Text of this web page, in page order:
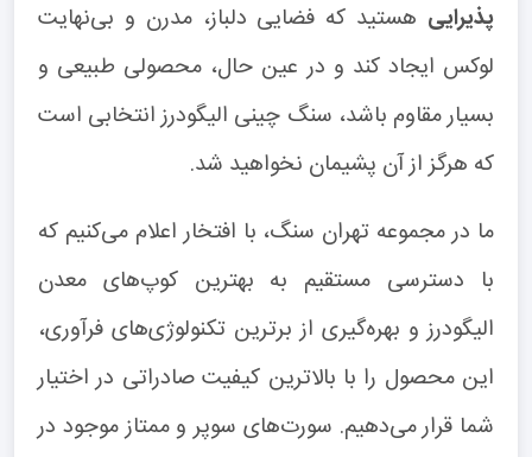
پذیرایی هستید که فضایی دلباز، مدرن و بی‌نهایت
لوکس ایجاد کند و در عین حال، محصولی طبیعی و
بسیار مقاوم باشد، سنگ چینی الیگودرز انتخابی است
که هرگز از آن پشیمان نخواهید شد.
ما در مجموعه تهران سنگ، با افتخار اعلام می‌کنیم که
با دسترسی مستقیم به بهترین کوپ‌های معدن
الیگودرز و بهره‌گیری از برترین تکنولوژی‌های فرآوری،
این محصول را با بالاترین کیفیت صادراتی در اختیار
شما قرار می‌دهیم. سورت‌های سوپر و ممتاز موجود در